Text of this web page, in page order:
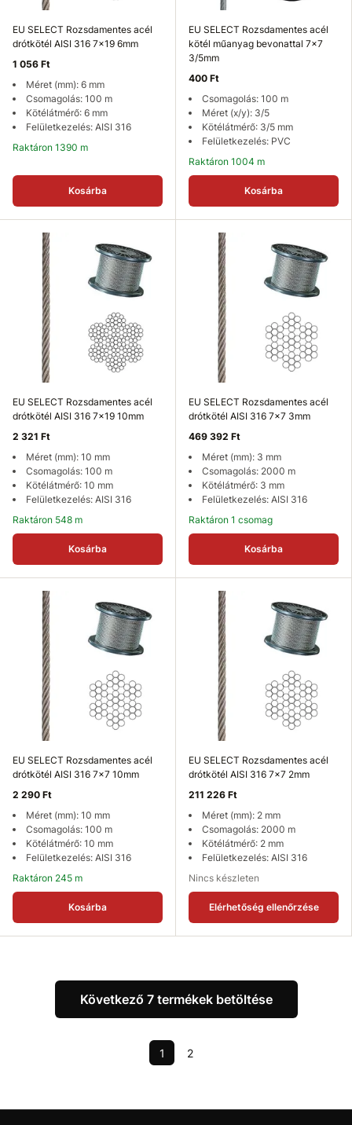
EU SELECT Rozsdamentes acél
drótkötél AISI 316 7x19 6mm
1 056 Ft
Méret (mm): 6 mm
Csomagolás: 100 m
Kötélátmérő: 6 mm
Felületkezelés: AISI 316
Raktáron 1390 m
Kosárba
EU SELECT Rozsdamentes acél
kötél műanyag bevonattal 7x7
3/5mm
400 Ft
Csomagolás: 100 m
Méret (x/y): 3/5
Kötélátmérő: 3/5 mm
Felületkezelés: PVC
Raktáron 1004 m
Kosárba
EU SELECT Rozsdamentes acél
drótkötél AISI 316 7x19 10mm
2 321 Ft
Méret (mm): 10 mm
Csomagolás: 100 m
Kötélátmérő: 10 mm
Felületkezelés: AISI 316
Raktáron 548 m
Kosárba
EU SELECT Rozsdamentes acél
drótkötél AISI 316 7x7 3mm
469 392 Ft
Méret (mm): 3 mm
Csomagolás: 2000 m
Kötélátmérő: 3 mm
Felületkezelés: AISI 316
Raktáron 1 csomag
Kosárba
EU SELECT Rozsdamentes acél
drótkötél AISI 316 7x7 10mm
2 290 Ft
Méret (mm): 10 mm
Csomagolás: 100 m
Kötélátmérő: 10 mm
Felületkezelés: AISI 316
Raktáron 245 m
Kosárba
EU SELECT Rozsdamentes acél
drótkötél AISI 316 7x7 2mm
211 226 Ft
Méret (mm): 2 mm
Csomagolás: 2000 m
Kötélátmérő: 2 mm
Felületkezelés: AISI 316
Nincs készleten
Elérhetőség ellenőrzése
Következő 7 termékek betöltése
1 2